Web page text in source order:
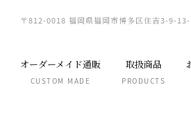
〒812-0018 福岡県福岡市博多区住吉3-9-
オーダーメイド通販
CUSTOM MADE
取扱商品
PRODUCTS